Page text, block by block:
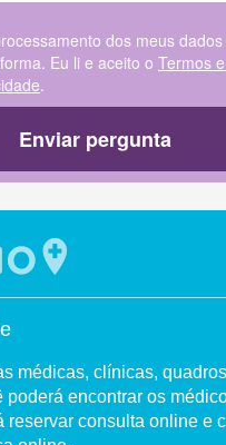
dos meus
Eu li e aceito o Termos
.
Enviar pergunta
médicas, clínicas,
poderá encontrar os
reservar consulta online e